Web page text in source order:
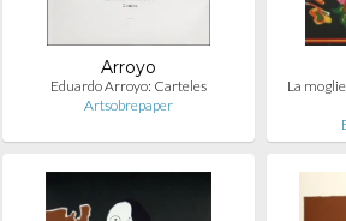
Arroyo
Eduardo Arroyo: Carteles
Artsobrepaper
La